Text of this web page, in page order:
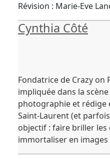
Révision : Marie-Eve
Cynthia Côté
Fondatrice de Crazy on
impliquée dans la
photographie et rédige
Saint-Laurent (et
objectif : faire briller
immortaliser en images